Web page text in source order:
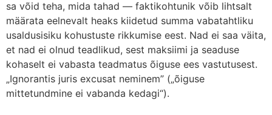
sa võid teha, mida tahad — faktikohtunik võib lihtsalt
määrata eelnevalt heaks kiidetud summa vabatahtliku
usaldusisiku kohustuste rikkumise eest. Nad ei saa väita,
et nad ei olnud teadlikud, sest maksiimi ja seaduse
kohaselt ei vabasta teadmatus õiguse ees vastutusest.
„Ignorantis juris excusat neminem” („õiguse
mittetundmine ei vabanda kedagi“).